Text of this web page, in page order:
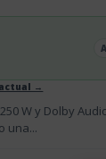
→
W y Dolby
una...